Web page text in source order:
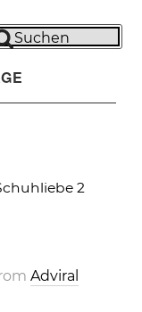
Suchen
2
Adviral